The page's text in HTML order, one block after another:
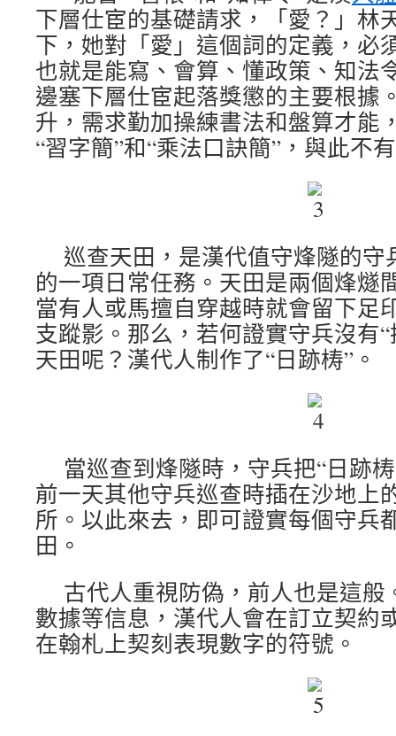
下層仕宦的基礎請求，「愛？」林
下，她對「愛」這個詞的定義，必
也就是能寫、會算、懂政策、知法
邊塞下層仕宦起落獎懲的主要根據
升，需求勤加操練書法和盤算才能
“習字簡”和“乘法口訣簡”，與此不
巡查天田，是漢代值守烽隧的
的一項日常任務。天田是兩個烽燧
當有人或馬擅自穿越時就會留下足
支蹤影。那么，若何證實守兵沒有
天田呢？漢代人制作了“日跡梼”。
當巡查到烽隧時，守兵把“日跡
前一天其他守兵巡查時插在沙地上
所。以此來去，即可證實每個守兵
田。
古代人重視防偽，前人也是這
數據等信息，漢代人會在訂立契約
在翰札上契刻表現數字的符號。